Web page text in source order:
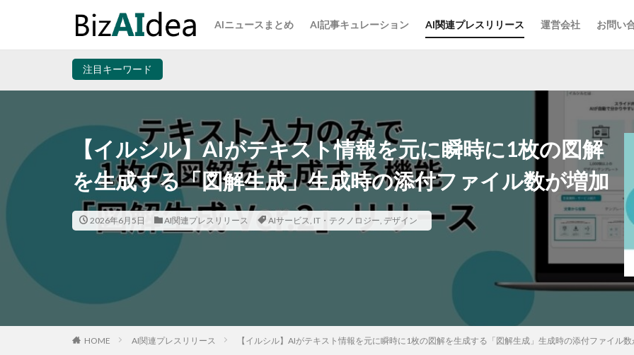
AIニュースまとめ AI記事キュレーション AI関連プレスリリース 運営会社 お問い
注目キーワード
【イルシル】AIがテキスト情報を元に瞬時に1枚の図解
を生成する「図解生成」生成時の添付ファイル数が増加
2026年6月5日 AI関連プレスリリース AIサービス, IT・テクノロジー, デザイン
HOME AI関連プレスリリース 【イルシル】AIがテキスト情報を元に瞬時に1枚の図解を生成する「図解生成」生成時の添付ファイル